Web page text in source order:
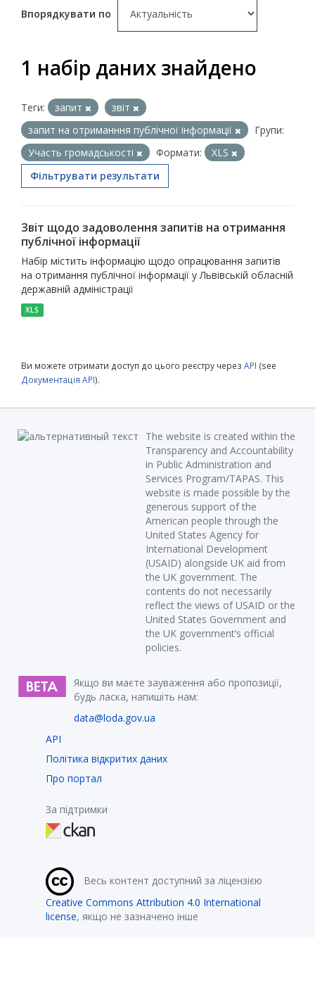
Впорядкувати по
1 набір даних знайдено
Теги: запит
звіт
запит на отриманння публічної інформації
Групи:
Участь громадськості
Формати:
XLS
Фільтрувати результати
Звіт щодо задоволення запитів на отримання
публічної інформації
Набір містить інформацію щодо опрацювання запитів
на отримання публічної інформації у Львівській обласній
державній адміністрації
XLS
Ви можете отримати доступ до цього реєстру через API (see
Документація API).
The website is created within the
Transparency and Accountability
in Public Administration and
Services Program/TAPAS. This
website is made possible by the
generous support of the
American people through the
United States Agency for
International Development
(USAID) alongside UK aid from
the UK government. The
contents do not necessarily
reflect the views of USAID or the
United States Government and
the UK government’s official
policies.
Якщо ви маєте зауваження або пропозиції,
будь ласка, напишіть нам:
data@loda.gov.ua
API
Політика відкритих даних
Про портал
За підтримки
Весь контент доступний за ліцензією
Creative Commons Attribution 4.0 International
license, якщо не зазначено інше